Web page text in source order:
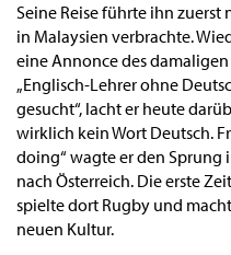
Seine Reise führte ihn zuerst
in Malaysien verbrachte.
eine Annonce des
„Englisch-Lehrer ohne
gesucht“, lacht er heute
wirklich kein Wort Deutsch.
doing“ wagte er den Sprung
nach Österreich. Die erste
spielte dort Rugby und
neuen Kultur.